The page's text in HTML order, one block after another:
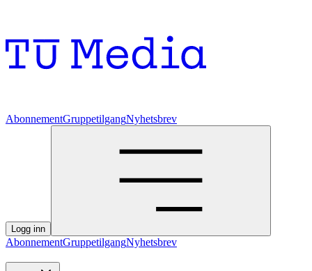
AbonnementGruppetilgangNyhetsbrev
Logg inn
AbonnementGruppetilgangNyhetsbrev